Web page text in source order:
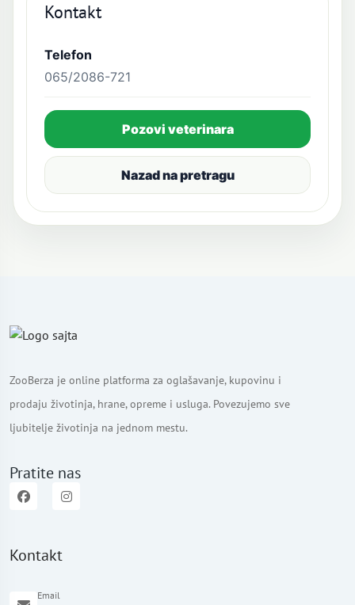
Kontakt
Telefon
065/2086-721
Pozovi veterinara
Nazad na pretragu
ZooBerza je online platforma za oglašavanje, kupovinu i
prodaju životinja, hrane, opreme i usluga. Povezujemo sve
ljubitelje životinja na jednom mestu.
Pratite nas
Kontakt
Email